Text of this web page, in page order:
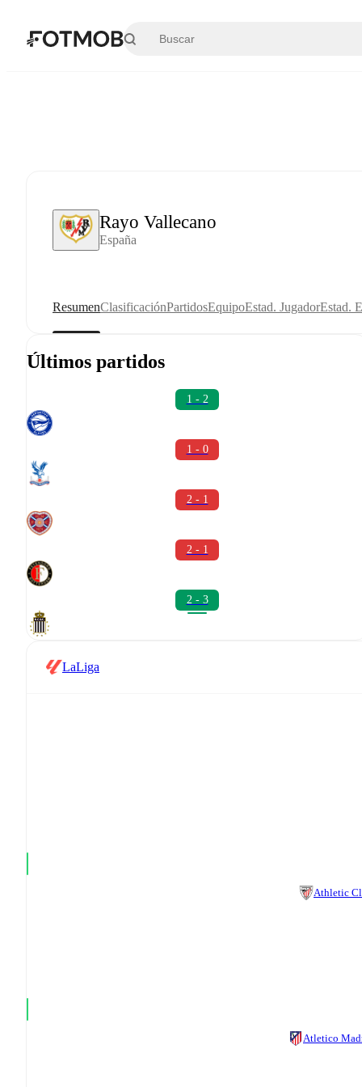
Rayo Vallecano
España
ResumenClasificaciónPartidosEquipoEstad. JugadorEstad.
Últimos partidos
1 - 2
1 - 0
2 - 1
2 - 1
2 - 3
LaLiga
Athletic
Atletico